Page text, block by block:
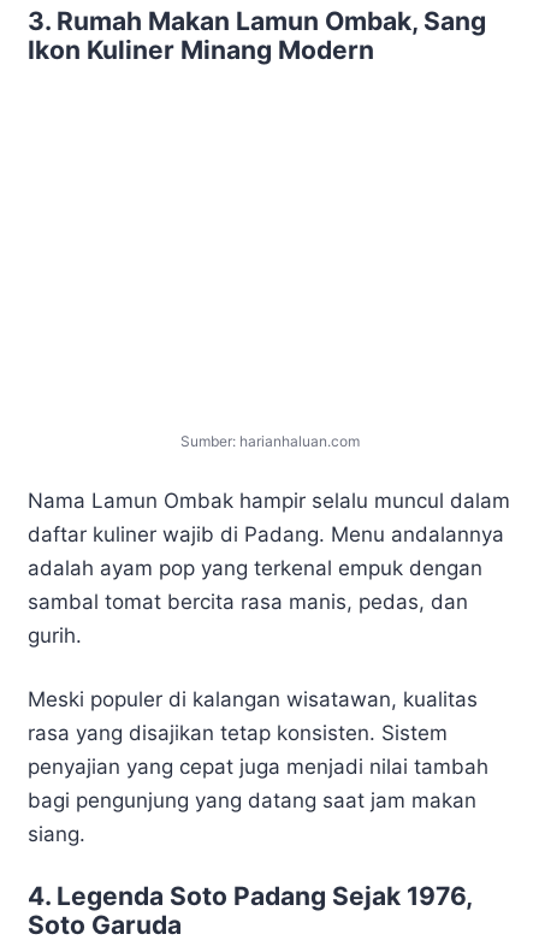
3. Rumah Makan Lamun Ombak, Sang
Ikon Kuliner Minang Modern
Sumber: harianhaluan.com
Nama Lamun Ombak hampir selalu muncul dalam
daftar kuliner wajib di Padang. Menu andalannya
adalah ayam pop yang terkenal empuk dengan
sambal tomat bercita rasa manis, pedas, dan
gurih.
Meski populer di kalangan wisatawan, kualitas
rasa yang disajikan tetap konsisten. Sistem
penyajian yang cepat juga menjadi nilai tambah
bagi pengunjung yang datang saat jam makan
siang.
4. Legenda Soto Padang Sejak 1976,
Soto Garuda